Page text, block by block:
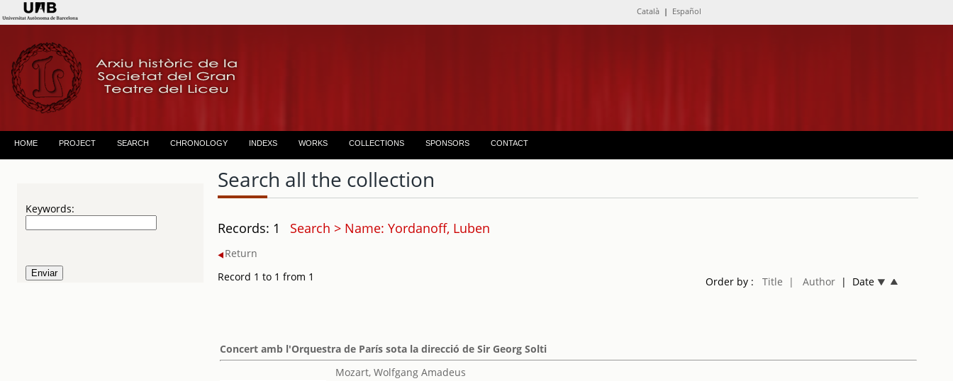
Català | Español
HOME PROJECT SEARCH CHRONOLOGY INDEXS WORKS COLLECTIONS SPONSORS CONTACT
Keywords:
Search all the collection
Records: 1 Search > Name: Yordanoff, Luben
Return
Record 1 to 1 from 1
Order by : Title | Author| Date
Concert amb l'Orquestra de París sota la direcció de Sir Georg Solti
Mozart, Wolfgang Amadeus